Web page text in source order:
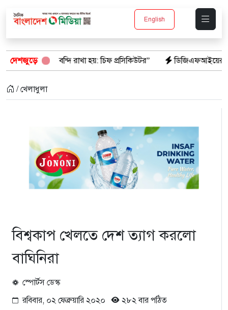
English
দেশজুড়ে
রাখা হয়: চিফ প্রসিকিউটর” ডিজিএফআইয়ের ‘আয়নাঘর’ পরিদর্শনে
/ খেলাধুলা
বিশ্বকাপ খেলতে দেশ ত্যাগ করলো
বাঘিনিরা
স্পোর্টস ডেস্ক
রবিবার, ০২ ফেব্রুয়ারি ২০২০
২৮২ বার পঠিত